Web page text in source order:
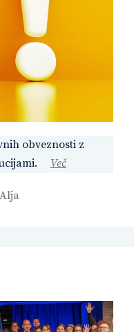
obveznosti z
Več
Alja